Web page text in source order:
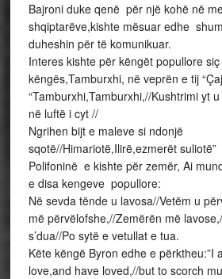
Bajroni duke qenë për një kohë në
shqiptarëve,kishte mësuar edhe
duheshin për të komunikuar.
Interes kishte për këngët popullore
këngës,Tamburxhi, në veprën e tij
“Tamburxhi,Tamburxhi,//Kushtrimi yt
në luftë i cyt //
Ngrihen bijt e maleve si ndonjë
sqotë//Himariotë,Ilirë,ezmerët suliotë”
Polifoninë e kishte për zemër, Ai
e disa kengeve popullore:
Në sevda tënde u lavosa//Vetëm u
më përvëlofshe,//Zemërën më
s’dua//Po sytë e vetullat e tua.
Këte këngë Byron edhe e përktheu:”I
love,and have loved,//but to scorch